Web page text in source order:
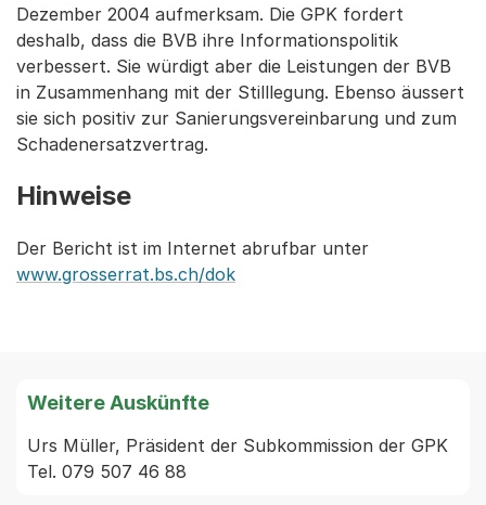
Dezember 2004 aufmerksam. Die GPK fordert
deshalb, dass die BVB ihre Informationspolitik
verbessert. Sie würdigt aber die Leistungen der BVB
in Zusammenhang mit der Stilllegung. Ebenso äussert
sie sich positiv zur Sanierungsvereinbarung und zum
Schadenersatzvertrag.
Hinweise
Der Bericht ist im Internet abrufbar unter
www.grosserrat.bs.ch/dok
Weitere Auskünfte
Urs Müller, Präsident der Subkommission der GPK
Tel. 079 507 46 88